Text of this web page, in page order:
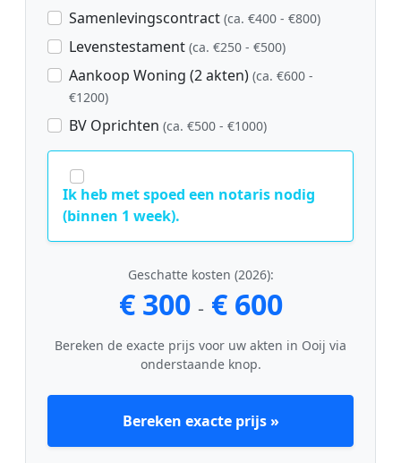
Samenlevingscontract (ca. €400 - €800)
Levenstestament (ca. €250 - €500)
Aankoop Woning (2 akten) (ca. €600 -
€1200)
BV Oprichten (ca. €500 - €1000)
Ik heb met spoed een notaris nodig
(binnen 1 week).
Geschatte kosten (2026):
€ 300 - € 600
Bereken de exacte prijs voor uw akten in Ooij via
onderstaande knop.
Bereken exacte prijs »